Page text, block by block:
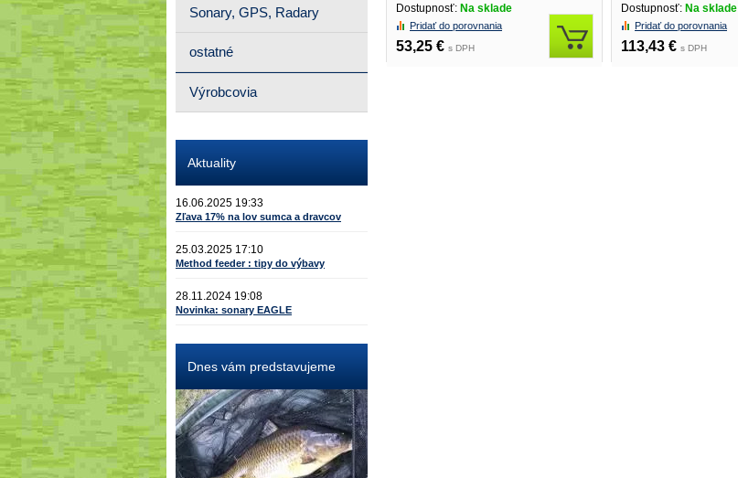
Dostupnosť: Na sklade
Pridať do porovnania
53,25 € s DPH
Dostupnosť: Na sklade
Pridať do porovnania
113,43 € s DPH
Sonary, GPS, Radary
ostatné
Výrobcovia
Aktuality
16.06.2025 19:33
Zľava 17% na lov sumca a dravcov
25.03.2025 17:10
Method feeder : tipy do výbavy
28.11.2024 19:08
Novinka: sonary EAGLE
Dnes vám predstavujeme